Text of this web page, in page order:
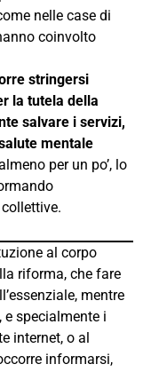
nelle case di
coinvolto
stringersi
la tutela della
salvare i servizi,
mentale
per un po’, lo
al corpo
riforma, che fare
mentre
specialmente i
internet, o al
informarsi,